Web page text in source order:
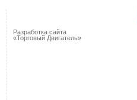
Разработка сайта
«Торговый Двигатель»